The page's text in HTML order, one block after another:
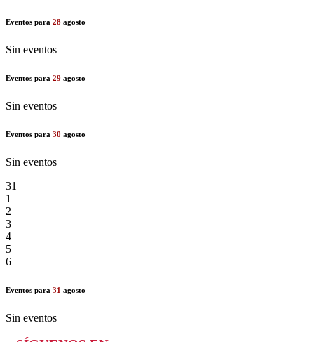
Eventos para 28 agosto
Sin eventos
Eventos para 29 agosto
Sin eventos
Eventos para 30 agosto
Sin eventos
31
1
2
3
4
5
6
Eventos para 31 agosto
Sin eventos